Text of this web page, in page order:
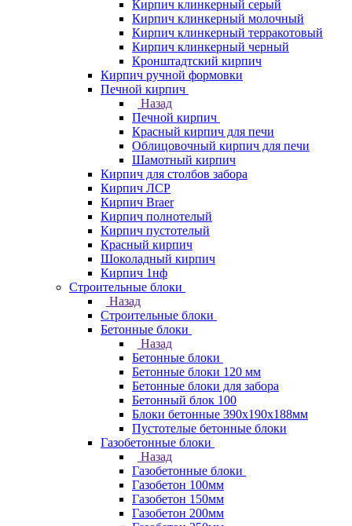
Кирпич клинкерный серый
Кирпич клинкерный молочный
Кирпич клинкерный терракотовый
Кирпич клинкерный черный
Кронштадтский кирпич
Кирпич ручной формовки
Печной кирпич
Назад
Печной кирпич
Красный кирпич для печи
Облицовочный кирпич для печи
Шамотный кирпич
Кирпич для столбов забора
Кирпич ЛСР
Кирпич Braer
Кирпич полнотелый
Кирпич пустотелый
Красный кирпич
Шоколадный кирпич
Кирпич 1нф
Строительные блоки
Назад
Строительные блоки
Бетонные блоки
Назад
Бетонные блоки
Бетонные блоки 120 мм
Бетонные блоки для забора
Бетонный блок 100
Блоки бетонные 390х190х188мм
Пустотелые бетонные блоки
Газобетонные блоки
Назад
Газобетонные блоки
Газобетон 100мм
Газобетон 150мм
Газобетон 200мм